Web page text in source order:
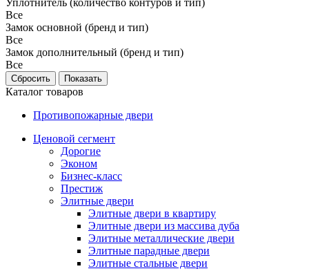
Уплотнитель (количество контуров и тип)
Все
Замок основной (бренд и тип)
Все
Замок дополнительный (бренд и тип)
Все
Каталог товаров
Противопожарные двери
Ценовой сегмент
Дорогие
Эконом
Бизнес-класс
Престиж
Элитные двери
Элитные двери в квартиру
Элитные двери из массива дуба
Элитные металлические двери
Элитные парадные двери
Элитные стальные двери